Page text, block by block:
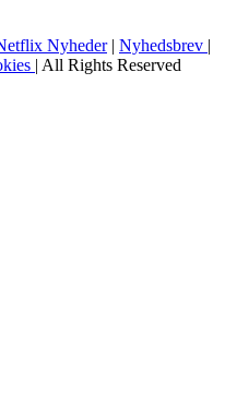
Nyheder| Nyhedsbrev |
| All Rights Reserved